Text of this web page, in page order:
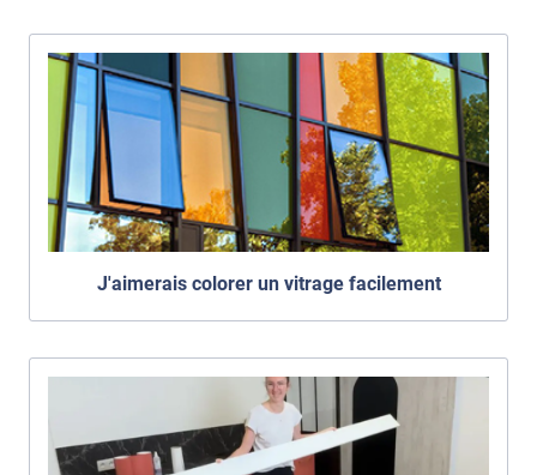
J'aimerais colorer un vitrage facilement